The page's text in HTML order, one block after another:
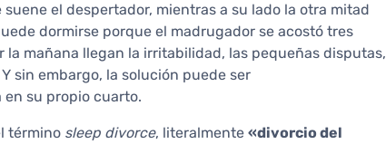
el despertador, mientras a su lado la otra mitad
dormirse porque el madrugador se acostó tres
mañana llegan la irritabilidad, las pequeñas disputas,
sin embargo, la solución puede ser
su propio cuarto.
término sleep divorce, literalmente «divorcio del